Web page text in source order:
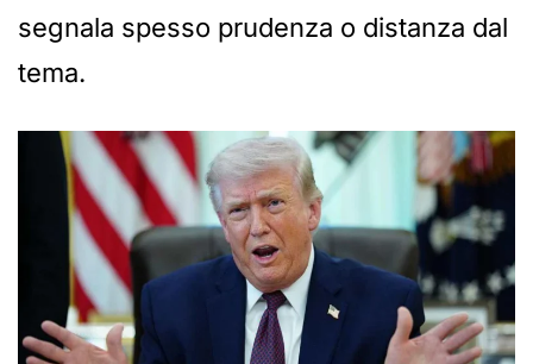
segnala spesso prudenza o distanza dal
tema.